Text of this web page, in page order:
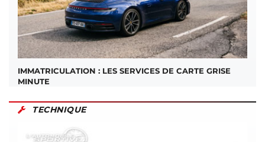
IMMATRICULATION : LES SERVICES DE CARTE GRISE
MINUTE
TECHNIQUE